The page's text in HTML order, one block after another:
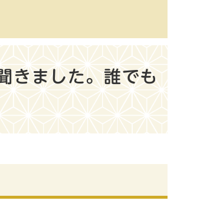
きました。誰でも